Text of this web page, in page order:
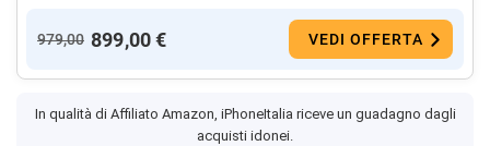
979,00 899,00 € VEDI OFFERTA
In qualità di Affiliato Amazon, iPhoneItalia riceve un guadagno dagli
acquisti idonei.